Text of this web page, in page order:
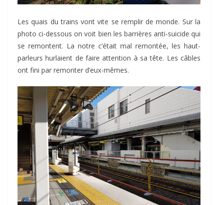
Les quais du trains vont vite se remplir de monde. Sur la
photo ci-dessous on voit bien les barrières anti-suicide qui
se remontent. La notre c’était mal remontée, les haut-
parleurs hurlaient de faire attention à sa tête. Les câbles
ont fini par remonter d’eux-mêmes.